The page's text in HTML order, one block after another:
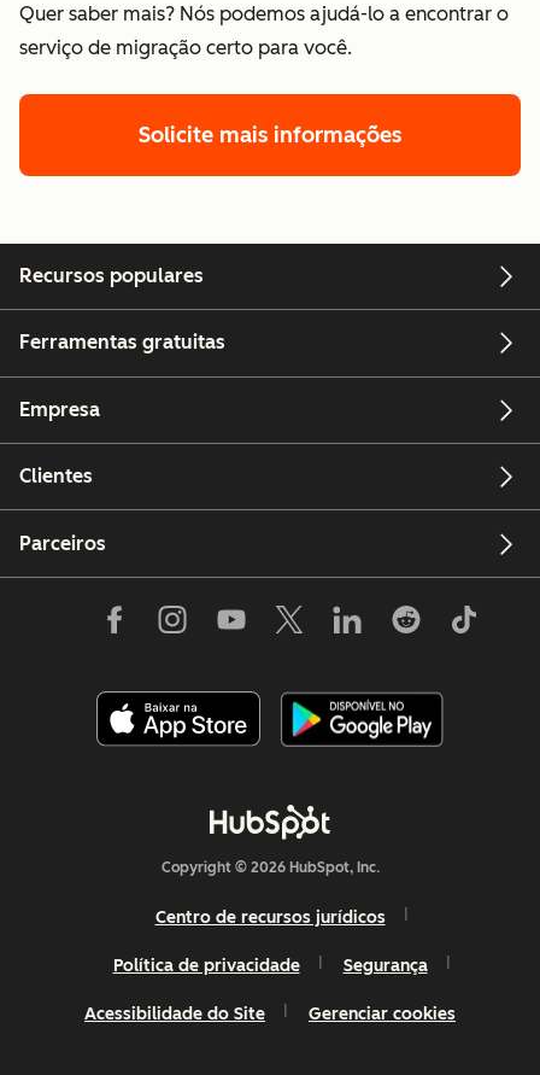
Quer saber mais? Nós podemos ajudá-lo a encontrar o
serviço de migração certo para você.
Solicite mais informações
Recursos populares
Ferramentas gratuitas
Empresa
Clientes
Parceiros
Copyright © 2026 HubSpot, Inc.
Centro de recursos jurídicos
Política de privacidade Segurança
Acessibilidade do Site Gerenciar cookies